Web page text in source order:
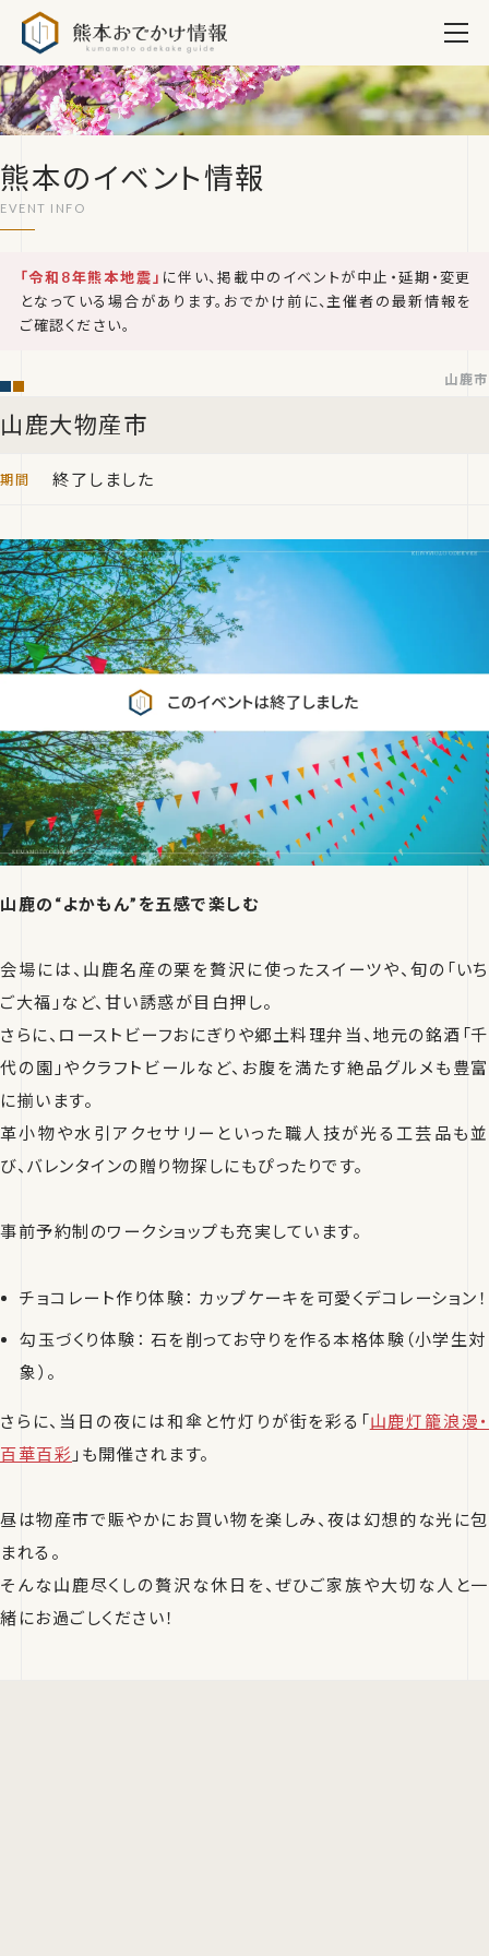
熊本のイベント情報
「令和8年熊本地震」 に伴い、掲載中のイベントが中止・延期・変更
となっている場合があります。おでかけ前に、主催者の最新情報を
ご確認ください。
山鹿大物産市
山鹿市
終了しました
山鹿の“よかもん”を五感で楽しむ
会場には、山鹿名産の栗を贅沢に使ったスイーツや、旬の「いち
ご大福」など、甘い誘惑が目白押し。
さらに、ローストビーフおにぎりや郷土料理弁当、地元の銘酒「千
代の園」やクラフトビールなど、お腹を満たす絶品グルメも豊富
に揃います。
革小物や水引アクセサリーといった職人技が光る工芸品も並
び、バレンタインの贈り物探しにもぴったりです。
事前予約制のワークショップも充実しています。
チョコレート作り体験： カップケーキを可愛くデコレーション！
勾玉づくり体験： 石を削ってお守りを作る本格体験（小学生対
象）。
さらに、当日の夜には和傘と竹灯りが街を彩る「山鹿灯籠浪漫・
百華百彩 」も開催されます。
昼は物産市で賑やかにお買い物を楽しみ、夜は幻想的な光に包
まれる。
そんな山鹿尽くしの贅沢な休日を、ぜひご家族や大切な人と一
緒にお過ごしください！